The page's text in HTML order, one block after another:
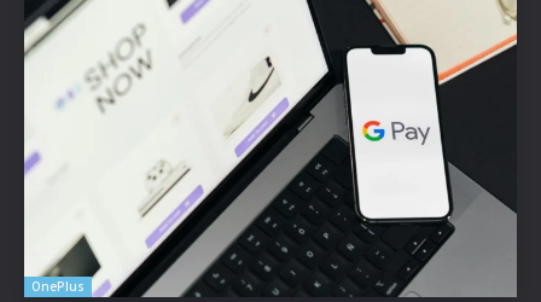
OnePlus